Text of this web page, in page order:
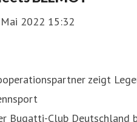
2022 15:32
zeigt
Bugatti-Club Deutschland